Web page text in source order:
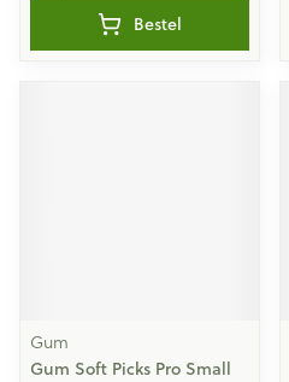
Bestel
Gum
Gum Soft Picks Pro Small